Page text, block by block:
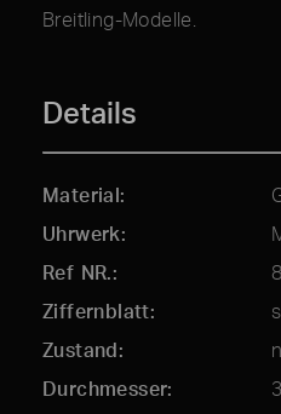
Breitling-Modelle.
Details
Material
Uhrwerk
Ref NR.
Ziffernblatt
Zustand
Durchmesser